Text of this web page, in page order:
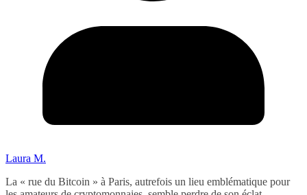
Laura M.
La « rue du Bitcoin » à Paris, autrefois un lieu emblématique pour